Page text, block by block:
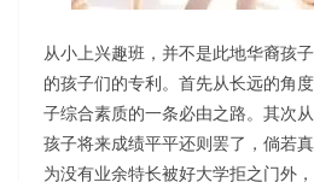
从小上兴趣班，并不是此地华裔孩
的孩子们的专利。首先从长远的角
子综合素质的一条必由之路。其次
孩子将来成绩平平还则罢了，倘若
为没有业余特长被好大学拒之门外